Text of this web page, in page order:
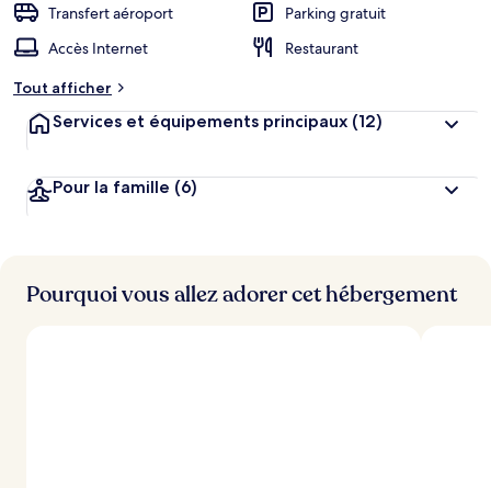
Transfert aéroport
Parking gratuit
Accès Internet
Restaurant
Tout afficher
Services et équipements principaux (12)
Pour la famille (6)
Pourquoi vous allez adorer cet hébergement